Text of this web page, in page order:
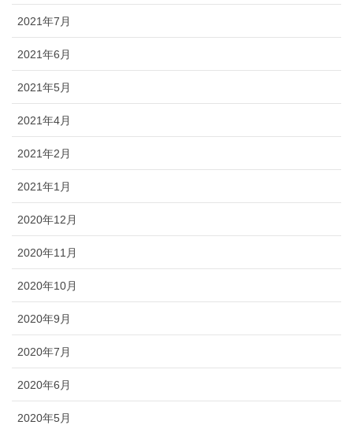
2021年7月
2021年6月
2021年5月
2021年4月
2021年2月
2021年1月
2020年12月
2020年11月
2020年10月
2020年9月
2020年7月
2020年6月
2020年5月